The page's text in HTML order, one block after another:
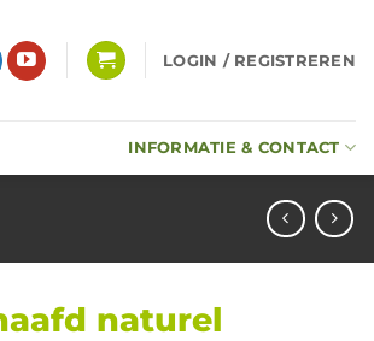
LOGIN / REGISTREREN
INFORMATIE & CONTACT
naturel